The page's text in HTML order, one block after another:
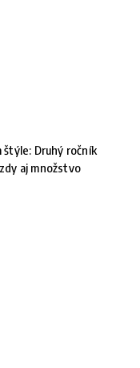
štýle: Druhý ročník
aj množstvo